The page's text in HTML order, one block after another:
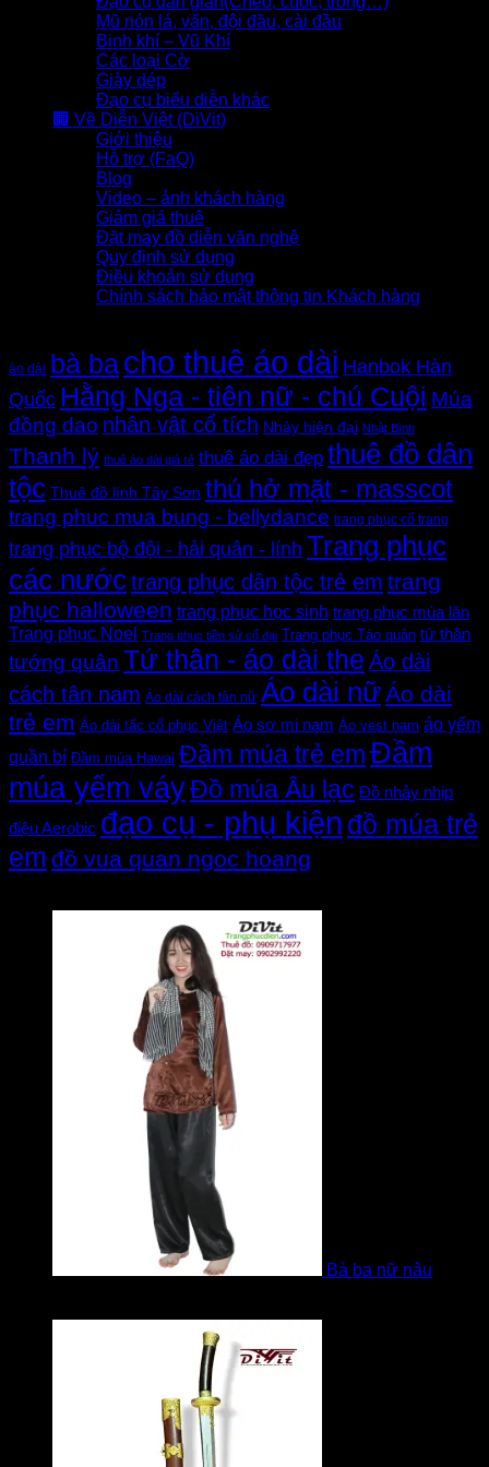
Mũ nón lá, vấn, đội đầu, cài đầu
Binh khí – Vũ Khí
Các loại Cờ
Giày dép
Đạo cụ biểu diễn khác
🏢 Về Diễn Việt (DiVit)
Giới thiệu
Hỗ trợ (FaQ)
Blog
Video – ảnh khách hàng
Giảm giá thuê
Đặt may đồ diễn văn nghệ
Quy định sử dụng
Điều khoản sử dụng
Chính sách bảo mật thông tin Khách hàng
áo dài bà bacho thuê áo dài Hanbok Hàn
Quốc Hằng Nga - tiên nữ - chú Cuội Múa
đồng dao nhân vật cổ tích Nhảy hiện đại Nhật Bình
Thanh lý thuê áo dài giá rẻ thuê áo dài đẹp thuê đồ dân
tộc Thuê đồ lính Tây Sơn thú hở mặt - masscot
trang phuc mua bung - bellydance trang phục cổ trang
trang phục bộ đội - hải quân - lính Trang phục
các nướctrang phục dân tộc trẻ em trang
phục halloween trang phục học sinh trang phục múa lân
Trang phục Noel Trang phục tiền sử cổ đại Trang phục Táo quân tứ thân
tướng quân Tứ thân - áo dài the Áo dài
cách tân nam Áo dài cách tân nữ Áo dài nữÁo dài
trẻ em Áo dài tấc cổ phục Việt Áo sơ mi nam Áo vest nam áo yếm
quần bí Đầm múa Hawai Đầm múa trẻ emĐầm
múa yếm váyĐồ múa Âu lạc Đồ nhảy nhịp
điệu Aerobic đạo cụ - phụ kiện đồ múa trẻ
em đồ vua quan ngoc hoang
Bà ba nữ nâu